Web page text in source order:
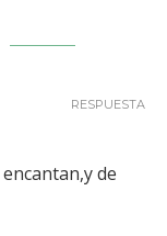
de
RESPUESTA